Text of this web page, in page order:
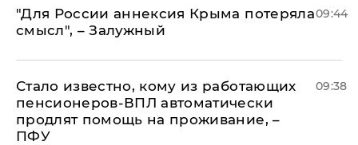
"Для России аннексия Крыма потеряла
смысл", – Залужный
09:44
Стало известно, кому из работающих
пенсионеров-ВПЛ автоматически
продлят помощь на проживание, –
ПФУ
09:38